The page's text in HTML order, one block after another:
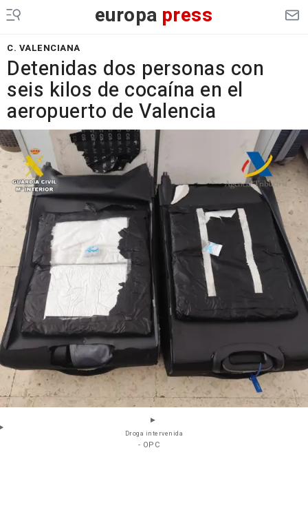
europa press
C. VALENCIANA
Detenidas dos personas con
seis kilos de cocaína en el
aeropuerto de Valencia
Droga intervenida
- OPC